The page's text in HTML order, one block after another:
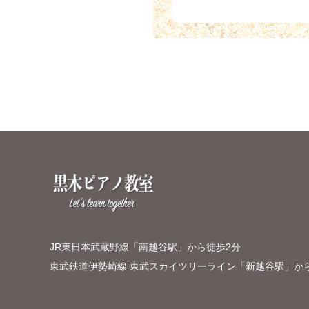
JR東日本武蔵野線「南越谷駅」から徒歩2分
東武鉄道伊勢崎線 東武スカイツリーライン「新越谷駅」か